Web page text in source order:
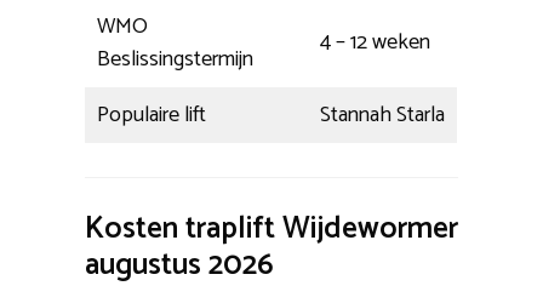
WMO
Beslissingstermijn
4 – 12 weken
Populaire lift
Stannah Starla
Kosten traplift Wijdewormer
augustus 2026